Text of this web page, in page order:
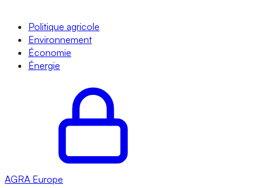
Politique agricole
Environnement
Économie
Énergie
AGRA Europe